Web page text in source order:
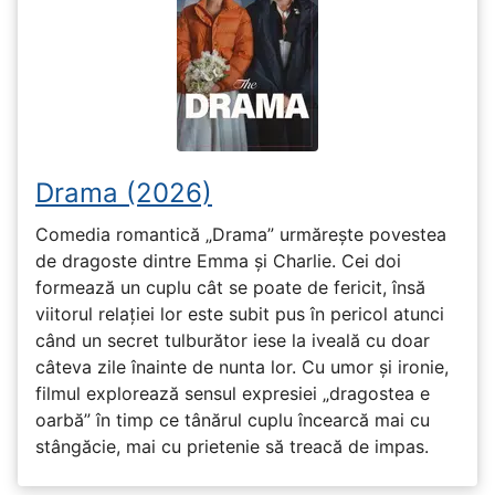
Drama (2026)
Comedia romantică „Drama” urmărește povestea
de dragoste dintre Emma și Charlie. Cei doi
formează un cuplu cât se poate de fericit, însă
viitorul relației lor este subit pus în pericol atunci
când un secret tulburător iese la iveală cu doar
câteva zile înainte de nunta lor. Cu umor și ironie,
filmul explorează sensul expresiei „dragostea e
oarbă” în timp ce tânărul cuplu încearcă mai cu
stângăcie, mai cu prietenie să treacă de impas.